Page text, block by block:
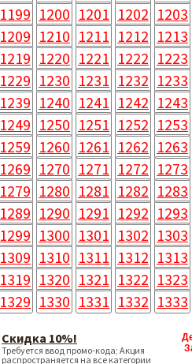
1199 1200 1201 1202 1203
1209 1210 1211 1212 1213
1219 1220 1221 1222 1223
1229 1230 1231 1232 1233
1239 1240 1241 1242 1243
1249 1250 1251 1252 1253
1259 1260 1261 1262 1263
1269 1270 1271 1272 1273
1279 1280 1281 1282 1283
1289 1290 1291 1292 1293
1299 1300 1301 1302 1303
1309 1310 1311 1312 1313
1319 1320 1321 1322 1323
1329 1330 1331 1332 1333
Скидка 10%!
Требуется ввод промо-кода; Акция
распространяется на все категории